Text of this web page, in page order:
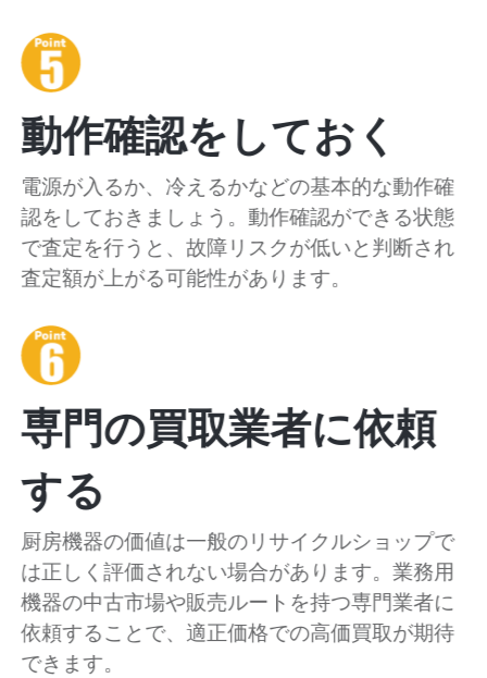
動作確認をしておく
電源が入るか、冷えるかなどの基本的な動作確
認をしておきましょう。動作確認ができる状態
で査定を行うと、故障リスクが低いと判断され
査定額が上がる可能性があります。
専門の買取業者に依頼
する
厨房機器の価値は一般のリサイクルショップで
は正しく評価されない場合があります。業務用
機器の中古市場や販売ルートを持つ専門業者に
依頼することで、適正価格での高価買取が期待
できます。